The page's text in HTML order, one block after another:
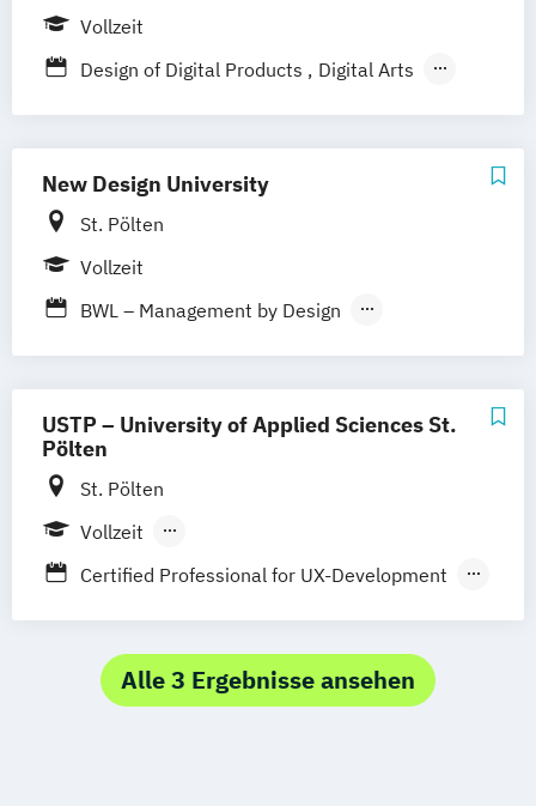
Vollzeit
Design of Digital Products
Digital Arts
Medientechnik und –design
New Design University
St. Pölten
Vollzeit
BWL – Management by Design
Innenarchitektur & visuelle Kommunikation
Value through Design
USTP – University of Applied Sciences St.
Pölten
St. Pölten
Vollzeit
Berufsbegleitendes Präsenzstudium
Certified Professional for UX-Development
Data Science and Artificial Intelligence
Digital Business Communications
Alle 3 Ergebnisse ansehen